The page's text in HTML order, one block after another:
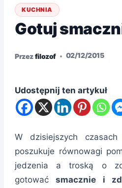
KUCHNIA
Gotuj
Przezfilozof 02/12/2015
Udostępnij ten artykuł
W dzisiejszych
poszukuje równowagi
jedzenia a troską o
gotowaćsmacznie i